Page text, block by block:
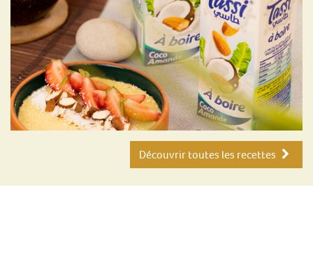
Découvrir toutes les recettes